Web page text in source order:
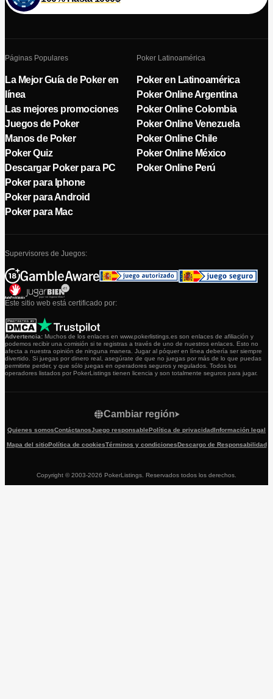
Páginas Populares
La Mejor Guía de Poker en
línea
Las mejores promociones
Juegos de Poker
Manos de Poker
Poker Quiz
Descargar Poker para PC
Poker para Iphone
Poker para Android
Poker para Mac
Poker Latinoamérica
Poker en Latinoamérica
Poker Online Argentina
Poker Online Colombia
Poker Online Venezuela
Poker Online Chile
Poker Online México
Poker Online Perú
Supervisores de Juegos:
Este sitio web está certificado por:
Advertencia: Muchos de los enlaces en www.pokerlistings.es son enlaces de afiliación y
podemos recibir una comisión si te registras a través de uno de nuestros enlaces. Esto no
afecta a nuestra opinión de ninguna manera. Jugar al póquer en línea debería ser siempre
divertido. Si juegas por dinero real, asegúrate de que no juegas por más de lo que puedas
permitirte perder, y que sólo juegas en operadores seguros y regulados. Todos los
operadores listados por PokerListings tienen licencia y son totalmente seguros para jugar.
Quienes somosContáctanosJuego responsablePolítica de privacidadInformación legal
Mapa del sitioPolítica de cookiesTérminos y condicionesDescargo de Responsabilidad
Cambiar región
Copyright © 2003-2026 PokerListings. Reservados todos los derechos.